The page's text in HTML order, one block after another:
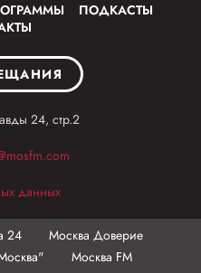
ПОДКАСТЫ
24, стр.2
данных
24
Москва Доверие
Москва FM